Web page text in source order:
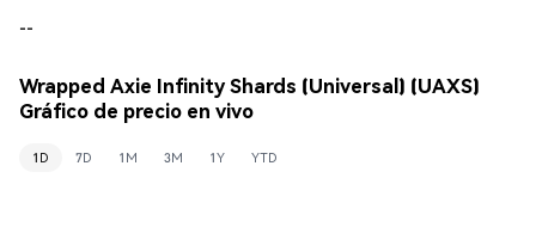
--
Wrapped Axie Infinity Shards (Universal) (UAXS)
Gráfico de precio en vivo
1D 7D 1M 3M 1Y YTD